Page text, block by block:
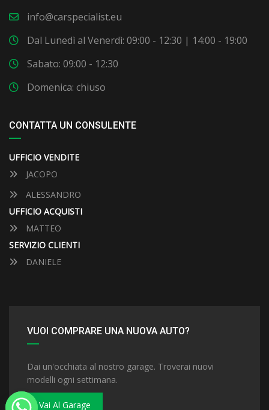
info@carspecialist.eu
Dal Lunedì al Venerdì: 09:00 - 12:30 | 14:00 - 19:00
Sabato: 09:00 - 12:30
Domenica: chiuso
CONTATTA UN CONSULENTE
UFFICIO VENDITE
JACOPO
ALESSANDRO
UFFICIO ACQUISTI
MATTEO
SERVIZIO CLIENTI
DANIELE
VUOI COMPRARE UNA NUOVA AUTO?
Dai un'occhiata al nostro garage. Troverai nuovi
modelli ogni settimana.
Vai Al Garage